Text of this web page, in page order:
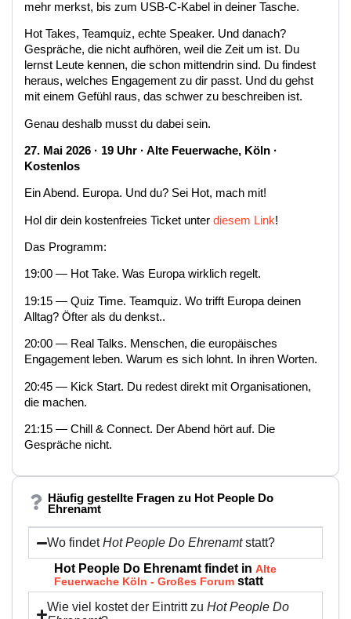
mehr merkst, bis zum USB-C-Kabel in deiner Tasche.
Hot Takes, Teamquiz, echte Speaker. Und danach?
Gespräche, die nicht aufhören, weil die Zeit um ist. Du
lernst Leute kennen, die schon mittendrin sind. Du findest
heraus, welches Engagement zu dir passt. Und du gehst
mit einem Gefühl raus, das schwer zu beschreiben ist.
Genau deshalb musst du dabei sein.
27. Mai 2026 · 19 Uhr · Alte Feuerwache, Köln ·
Kostenlos
Ein Abend. Europa. Und du? Sei Hot, mach mit!
Hol dir dein kostenfreies Ticket unter diesem Link!
Das Programm:
19:00 — Hot Take. Was Europa wirklich regelt.
19:15 — Quiz Time. Teamquiz. Wo trifft Europa deinen
Alltag? Öfter als du denkst..
20:00 — Real Talks. Menschen, die europäisches
Engagement leben. Warum es sich lohnt. In ihren Worten.
20:45 — Kick Start. Du redest direkt mit Organisationen,
die machen.
21:15 — Chill & Connect. Der Abend hört auf. Die
Gespräche nicht.
Häufig gestellte Fragen zu Hot People Do
Ehrenamt
Wo findetHot People Do Ehrenamtstatt?
Hot People Do Ehrenamt findet in Alte
Feuerwache Köln - Großes Forum statt
Wie viel kostet der Eintritt zuHot People Do